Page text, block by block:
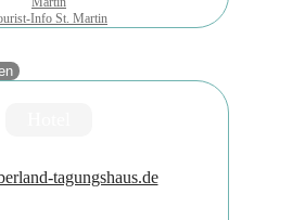
Info St. Martin
tagungshaus.de